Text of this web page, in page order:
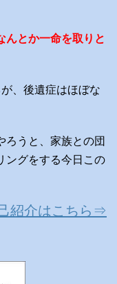
んとか一命を取りと
、後遺症はほぼな
ろうと、家族との団
ングをする今日この
紹介はこちら⇒